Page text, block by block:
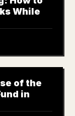
While
of the
in